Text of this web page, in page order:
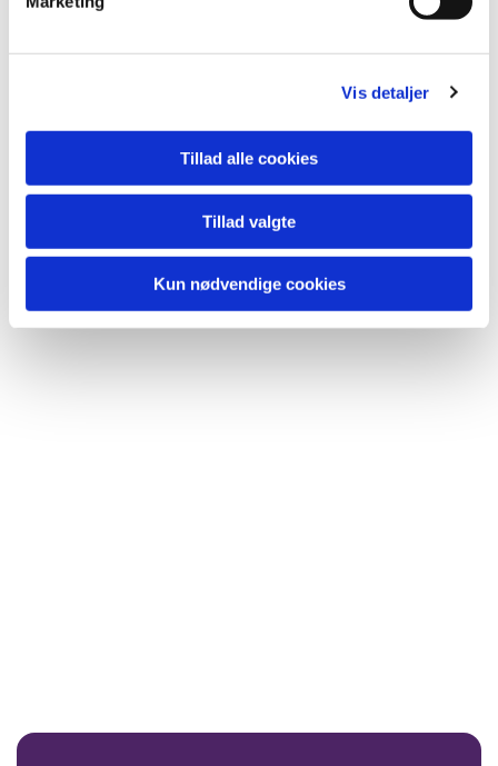
Vis detaljer
Tillad alle cookies
Tillad valgte
Kun nødvendige cookies